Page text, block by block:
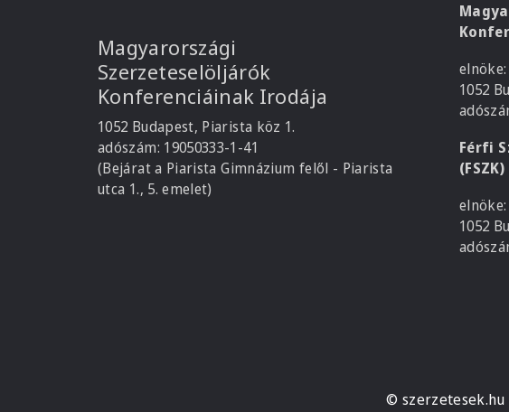
Magyarországi
Szerzeteselöljárók
Konferenciáinak Irodája
1052 Budapest, Piarista köz 1.
adószám: 19050333-1-41
(Bejárat a Piarista Gimnázium felől - Piarista
utca 1., 5. emelet)
1052
Férfi
(FSZK)
1052
© szerzetesek.hu